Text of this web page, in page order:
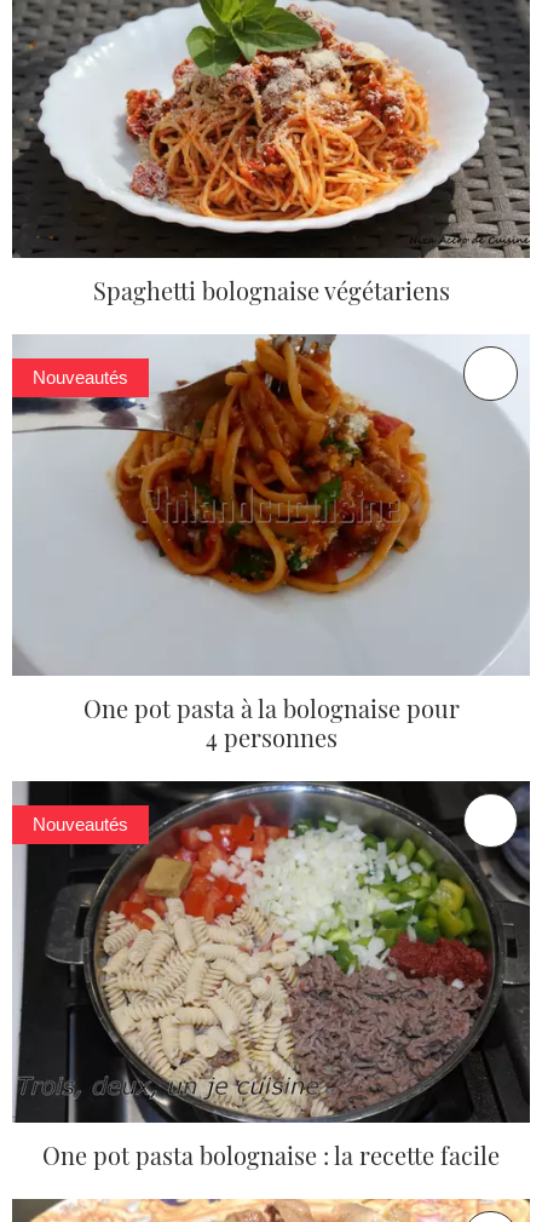
Spaghetti bolognaise végétariens
Nouveautés
One pot pasta à la bolognaise pour
4 personnes
Nouveautés
One pot pasta bolognaise : la recette facile